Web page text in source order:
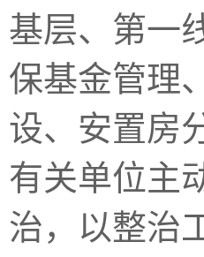
基层、第一
保基金管理
设、安置房
有关单位主
治，以整治